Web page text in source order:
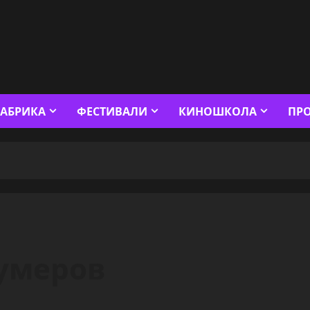
ФЕСТИВАЛИ КИНОШКОЛА